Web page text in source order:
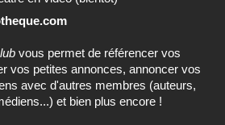
vous permet de référencer vos
vos petites annonces, annoncer vos
avec d'autres membres (auteurs,
et bien plus encore !